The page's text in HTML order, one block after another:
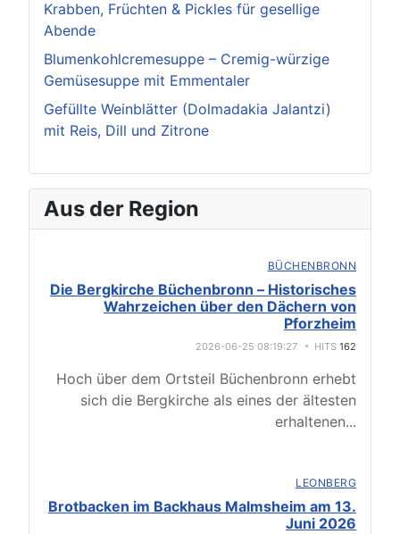
Krabben, Früchten & Pickles für gesellige
Abende
Blumenkohlcremesuppe – Cremig-würzige
Gemüsesuppe mit Emmentaler
Gefüllte Weinblätter (Dolmadakia Jalantzi)
mit Reis, Dill und Zitrone
Aus der Region
BÜCHENBRONN
Die Bergkirche Büchenbronn – Historisches
Wahrzeichen über den Dächern von
Pforzheim
2026-06-25 08:19:27 HITS 162
Hoch über dem Ortsteil Büchenbronn erhebt
sich die Bergkirche als eines der ältesten
erhaltenen...
LEONBERG
Brotbacken im Backhaus Malmsheim am 13.
Juni 2026